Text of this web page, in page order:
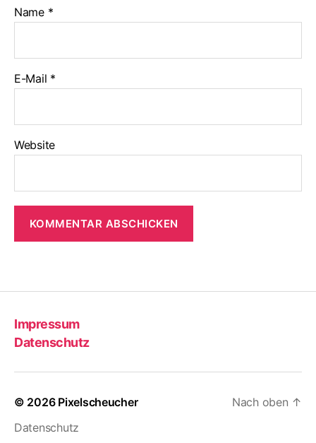
Name *
E-Mail *
Website
Impressum
Datenschutz
© 2026 Pixelscheucher
Datenschutz
Nach oben ↑